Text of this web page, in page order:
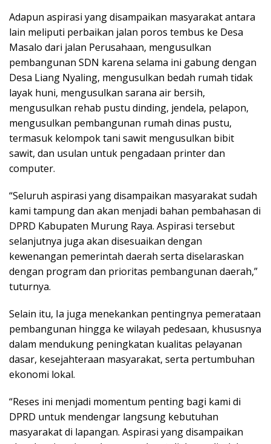
Adapun aspirasi yang disampaikan masyarakat antara
lain meliputi perbaikan jalan poros tembus ke Desa
Masalo dari jalan Perusahaan, mengusulkan
pembangunan SDN karena selama ini gabung dengan
Desa Liang Nyaling, mengusulkan bedah rumah tidak
layak huni, mengusulkan sarana air bersih,
mengusulkan rehab pustu dinding, jendela, pelapon,
mengusulkan pembangunan rumah dinas pustu,
termasuk kelompok tani sawit mengusulkan bibit
sawit, dan usulan untuk pengadaan printer dan
computer.
“Seluruh aspirasi yang disampaikan masyarakat sudah
kami tampung dan akan menjadi bahan pembahasan di
DPRD Kabupaten Murung Raya. Aspirasi tersebut
selanjutnya juga akan disesuaikan dengan
kewenangan pemerintah daerah serta diselaraskan
dengan program dan prioritas pembangunan daerah,”
tuturnya.
Selain itu, Ia juga menekankan pentingnya pemerataan
pembangunan hingga ke wilayah pedesaan, khususnya
dalam mendukung peningkatan kualitas pelayanan
dasar, kesejahteraan masyarakat, serta pertumbuhan
ekonomi lokal.
“Reses ini menjadi momentum penting bagi kami di
DPRD untuk mendengar langsung kebutuhan
masyarakat di lapangan. Aspirasi yang disampaikan